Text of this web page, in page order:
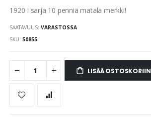
the
images
gallery
1920 I sarja 10 penniä matala merkki!
SAATAVUUS: VARASTOSSA
SKU 50855
LISÄÄ OSTOSKORIIN